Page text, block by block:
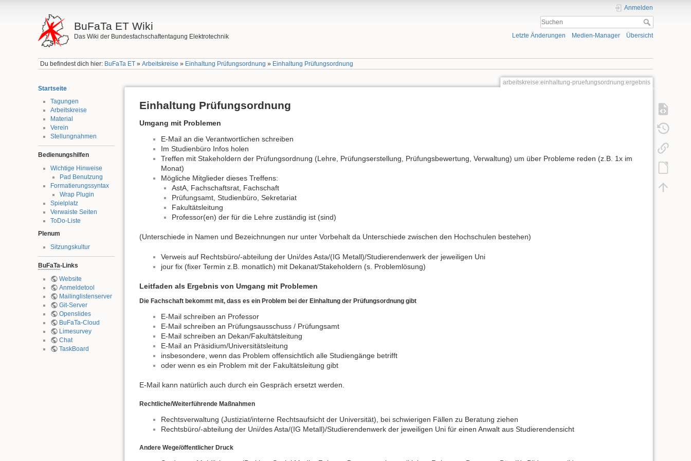
BuFaTa ET Wiki
Das Wiki der Bundesfachschaftentagung Elektrotechnik
Anmelden
Letzte Änderungen Medien-Manager Übersicht
Du befindest dich hier: BuFaTa ET» Arbeitskreise » Einhaltung Prüfungsordnung » Einhaltung Prüfungsordnung
Startseite
Tagungen
Arbeitskreise
Material
Verein
Stellungnahmen
Bedienungshilfen
Wichtige Hinweise
Pad Benutzung
Formatierungssyntax
Wrap Plugin
Spielplatz
Verwaiste Seiten
ToDo-Liste
Plenum
Sitzungskultur
BuFaTa-Links
Website
Anmeldetool
Mailinglistenserver
Git-Server
Openslides
BuFaTa-Cloud
Limesurvey
Chat
TaskBoard
arbeitskreise:einhaltung-pruefungsordnung:ergebnis
Einhaltung Prüfungsordnung
Umgang mit Problemen
E-Mail an die Verantwortlichen schreiben
Im Studienbüro Infos holen
Treffen mit Stakeholdern der Prüfungsordnung (Lehre, Prüfungserstellung, Prüfungsbewertung, Verwaltung) um über Probleme reden (z.B. 1x im
Monat)
Mögliche Mitglieder dieses Treffens:
AstA, Fachschaftsrat, Fachschaft
Prüfungsamt, Studienbüro, Sekretariat
Fakultätsleitung
Professor(en) der für die Lehre zuständig ist (sind)
(Unterschiede in Namen und Bezeichnungen nur unter Vorbehalt da Unterschiede zwischen den Hochschulen bestehen)
Verweis auf Rechtsbüro/-abteilung der Uni/des Asta/(IG Metall)/Studierendenwerk der jeweiligen Uni
jour fix (fixer Termin z.B. monatlich) mit Dekanat/Stakeholdern (s. Problemlösung)
Leitfaden als Ergebnis von Umgang mit Problemen
Die Fachschaft bekommt mit, dass es ein Problem bei der Einhaltung der Prüfungsordnung gibt
E-Mail schreiben an Professor
E-Mail schreiben an Prüfungsausschuss / Prüfungsamt
E-Mail schreiben an Dekan/Fakultätsleitung
E-Mail an Präsidium/Universitätsleitung
insbesondere, wenn das Problem offensichtlich alle Studiengänge betrifft
oder wenn es ein Problem mit der Fakultätsleitung gibt
E-Mail kann natürlich auch durch ein Gespräch ersetzt werden.
Rechtliche/Weiterführende Maßnahmen
Rechtsverwaltung (Justiziat/interne Rechtsaufsicht der Universität), bei schwierigen Fällen zu Beratung ziehen
Rechtsbüro/-abteilung der Uni/des Asta/(IG Metall)/Studierendenwerk der jeweiligen Uni für einen Anwalt aus Studierendensicht
Andere Wege/öffentlicher Druck